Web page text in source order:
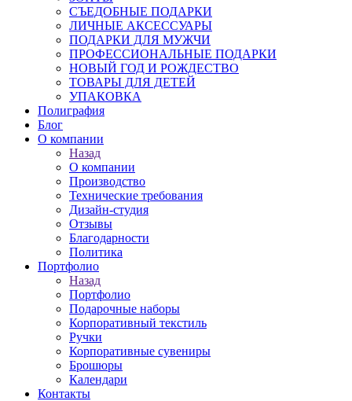
СЪЕДОБНЫЕ ПОДАРКИ
ЛИЧНЫЕ АКСЕССУАРЫ
ПОДАРКИ ДЛЯ МУЖЧИ
ПРОФЕССИОНАЛЬНЫЕ ПОДАРКИ
НОВЫЙ ГОД И РОЖДЕСТВО
ТОВАРЫ ДЛЯ ДЕТЕЙ
УПАКОВКА
Полиграфия
Блог
О компании
Назад
О компании
Производство
Технические требования
Дизайн-студия
Отзывы
Благодарности
Политика
Портфолио
Назад
Портфолио
Подарочные наборы
Корпоративный текстиль
Ручки
Корпоративные сувениры
Брошюры
Календари
Контакты